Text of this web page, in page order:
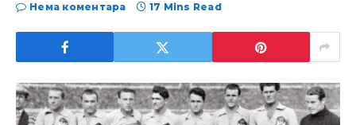
Нема коментара
17 Mins Read